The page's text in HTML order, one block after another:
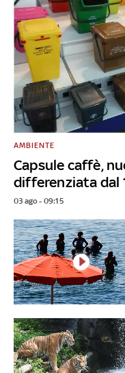
Capsule caffè,
differenziata dal
AMBIENTE
03 ago - 09:15